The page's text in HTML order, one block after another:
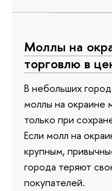
Моллы на
торговлю в
В небольших
моллы на окраине
только при
Если молл на
крупным,
города теряют
покупателей.